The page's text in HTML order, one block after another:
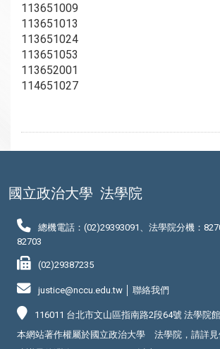
113651009
113651013
113651024
113651053
113652001
114651027
國立政治大學 法學院
總機電話：(02)29393091、法學院分機：
82703
(02)29387235
justice@nccu.edu.tw │聯絡我們
116011 台北市文山區指南路2段64號 法學院
本網站著作權屬於國立政治大學 法學院，請詳見